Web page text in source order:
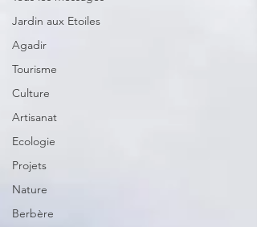
Jardin aux Etoiles
Agadir
Tourisme
Culture
Artisanat
Ecologie
Projets
Nature
Berbère